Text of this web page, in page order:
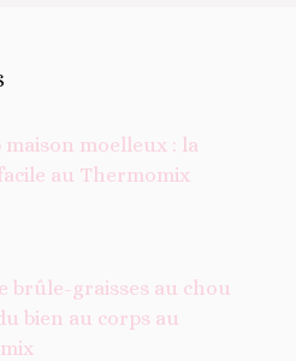
maison moelleux : la
au Thermomix
brûle-graisses au chou
bien au corps au